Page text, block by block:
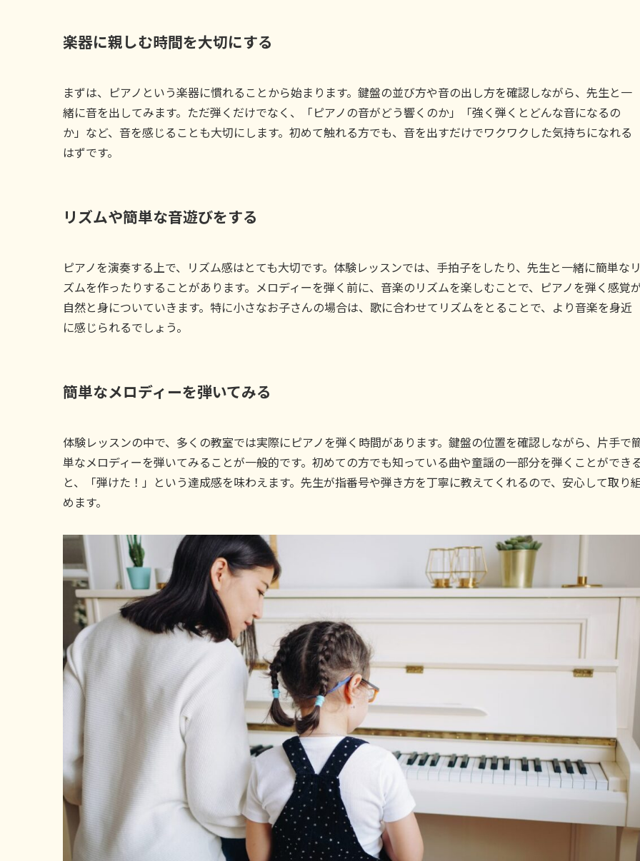
楽器に親しむ時間を大切にする
まずは、ピアノという楽器に慣れることから始まります。鍵盤の並び方や音の出し方を確認しながら、先生と一
緒に音を出してみます。ただ弾くだけでなく、「ピアノの音がどう響くのか」「強く弾くとどんな音になるの
か」など、音を感じることも大切にします。初めて触れる方でも、音を出すだけでワクワクした気持ちになれる
はずです。
リズムや簡単な音遊びをする
ピアノを演奏する上で、リズム感はとても大切です。体験レッスンでは、手拍子をしたり、先生と一緒に簡単な
ズムを作ったりすることがあります。メロディーを弾く前に、音楽のリズムを楽しむことで、ピアノを弾く感覚
自然と身についていきます。特に小さなお子さんの場合は、歌に合わせてリズムをとることで、より音楽を身近
に感じられるでしょう。
簡単なメロディーを弾いてみる
体験レッスンの中で、多くの教室では実際にピアノを弾く時間があります。鍵盤の位置を確認しながら、片手で
単なメロディーを弾いてみることが一般的です。初めての方でも知っている曲や童謡の一部分を弾くことができ
と、「弾けた！」という達成感を味わえます。先生が指番号や弾き方を丁寧に教えてくれるので、安心して取り
めます。